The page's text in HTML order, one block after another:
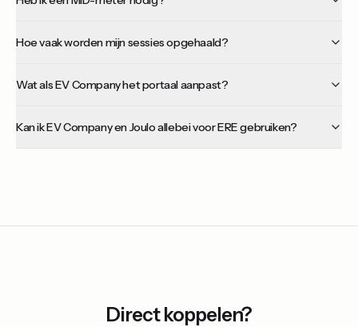
Hoe vaak worden mijn sessies opgehaald?
Wat als EV Company het portaal aanpast?
Kan ik EV Company en Joulo allebei voor ERE gebruiken?
Direct koppelen?